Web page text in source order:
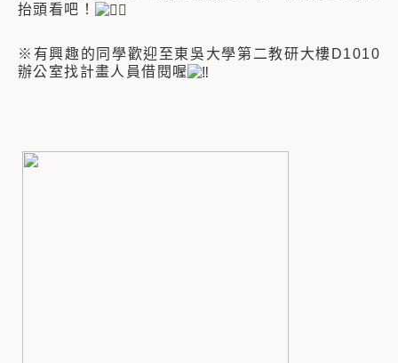
抬頭看吧！
※有興趣的同學歡迎至東吳大學第二教研大樓D1010
辦公室找計畫人員借閱喔